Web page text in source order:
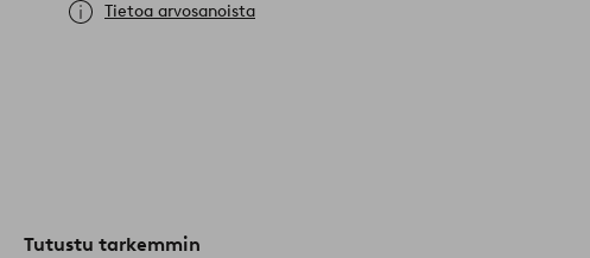
Tietoa arvosanoista
Tutustu tarkemmin